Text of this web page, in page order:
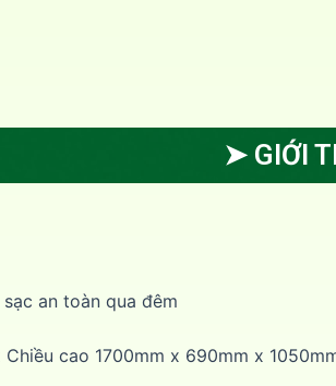
➤ GIỚI
an toàn qua đêm
cao 1700mm x 690mm x